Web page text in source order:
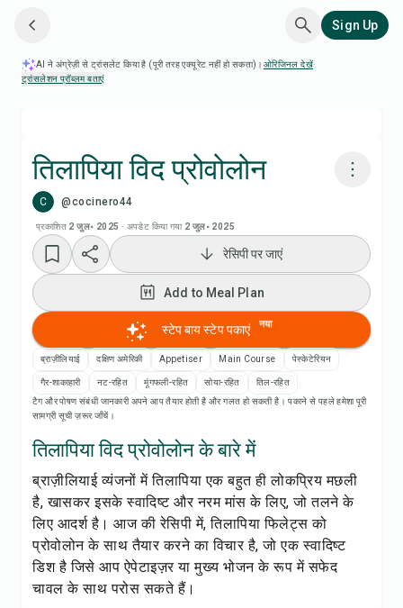
Sign Up
AI ने अंग्रेज़ी से ट्रांसलेट किया है (पूरी तरह एक्यूरेट नहीं हो सकता)। ओरिजिनल देखें·
ट्रांसलेशन प्रॉब्लम बताएं
तिलापिया विद प्रोवोलोन
C @cocinero44
प्रकाशित 2 जुल॰ 2025 · अपडेट किया गया 2 जुल॰ 2025
Add to Meal Plan
Add to Shopping List
रेसिपी नोट्स
रेसिपी प्रिंट करें
सेव करें
शेयर करें
रिपोर्ट करें
रेसिपी पर जाएं
Add to Meal Plan
स्टेप बाय स्टेप पकाएं नया
ब्राज़ीलियाई दक्षिण अमेरिकी Appetiser Main Course पेस्केटेरियन
गैर-शाकाहारी नट-रहित मूंगफली-रहित सोया-रहित
तिल-रहित
टैग और पोषण संबंधी जानकारी अपने आप तैयार होती है और गलत हो सकती है। पकाने से पहले हमेशा पूरी
सामग्री सूची ज़रूर जाँचें।
तिलापिया विद प्रोवोलोन के बारे में
ब्राज़ीलियाई व्यंजनों में तिलापिया एक बहुत ही लोकप्रिय मछली
है, खासकर इसके स्वादिष्ट और नरम मांस के लिए, जो तलने के
लिए आदर्श है। आज की रेसिपी में, तिलापिया फिलेट्स को
प्रोवोलोन के साथ तैयार करने का विचार है, जो एक स्वादिष्ट
डिश है जिसे आप ऐपेटाइज़र या मुख्य भोजन के रूप में सफेद
चावल के साथ परोस सकते हैं।